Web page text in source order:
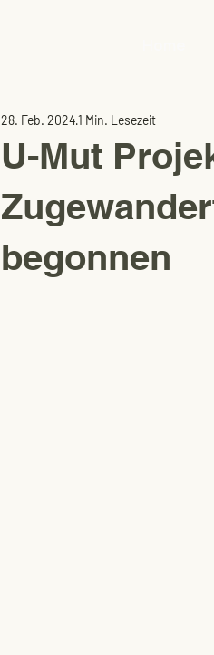
U-Mut
begonnen
28. Feb. 20241 Min. Lesezeit